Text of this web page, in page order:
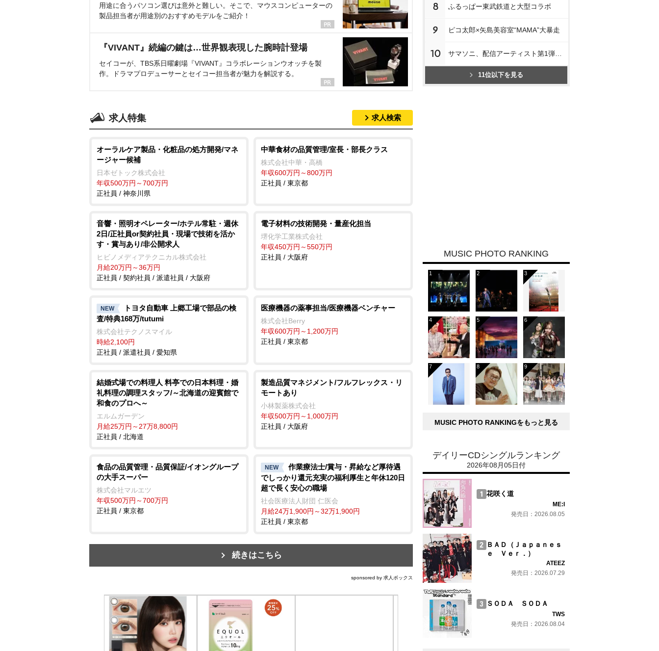
用途に合うパソコン選びは意外と難しい。そこで、マウスコンピューターの
製品担当者が用途別のおすすめモデルをご紹介！
『VIVANT』続編の鍵は…世界観表現した腕時計登場
セイコーが、TBS系日曜劇場『VIVANT』コラボレーションウオッチを製
作。ドラマプロデューサーとセイコー担当者が魅力を解説する。
求人特集 求人検索
オーラルケア製品・化粧品の処方開発/マネ
ージャー候補
日本ゼトック株式会社
年収500万円～700万円
正社員 / 神奈川県
中華食材の品質管理/室長・部長クラス
株式会社中華・高橋
年収600万円～800万円
正社員 / 東京都
音響・照明オペレーター/ホテル常駐・週休
2日/正社員or契約社員・現場で技術を活か
す・賞与あり/非公開求人
ヒビノメディアテクニカル株式会社
月給20万円～36万円
正社員 / 契約社員 / 派遣社員 / 大阪府
電子材料の技術開発・量産化担当
堺化学工業株式会社
年収450万円～550万円
正社員 / 大阪府
NEW
トヨタ自動車 上郷工場で部品の検
査/特典168万/tutumi
株式会社テクノスマイル
時給2,100円
正社員 / 派遣社員 / 愛知県
医療機器の薬事担当/医療機器ベンチャー
株式会社Berry
年収600万円～1,200万円
正社員 / 東京都
結婚式場での料理人 料亭での日本料理・婚
礼料理の調理スタッフ/～北海道の迎賓館で
和食のプロへ～
エルムガーデン
月給25万円～27万8,800円
正社員 / 北海道
製造品質マネジメント/フルフレックス・リ
モートあり
小林製薬株式会社
年収500万円～1,000万円
正社員 / 大阪府
食品の品質管理・品質保証/イオングループ
の大手スーパー
株式会社マルエツ
年収500万円～700万円
正社員 / 東京都
NEW
作業療法士/賞与・昇給など厚待遇
でしっかり還元充実の福利厚生と年休120日
超で長く安心の職場
社会医療法人財団 仁医会
月給24万1,900円～32万1,900円
正社員 / 東京都
続きはこちら
sponsored by 求人ボックス
8 ふるっぱー東武鉄道と大型コラボ
9 ピコ太郎×矢島美容室“MAMA”大暴走
10
11位以下を見る
MUSIC PHOTO RANKING
MUSIC PHOTO RANKINGをもっと見る
デイリーCDシングルランキング
2026年08月05日付
花咲く道
ME:I
発売日：2026.08.05
ＢＡＤ（Ｊａｐａｎｅｓ
ｅ Ｖｅｒ．）
ATEEZ
発売日：2026.07.29
ＳＯＤＡ ＳＯＤＡ
TWS
発売日：2026.08.04